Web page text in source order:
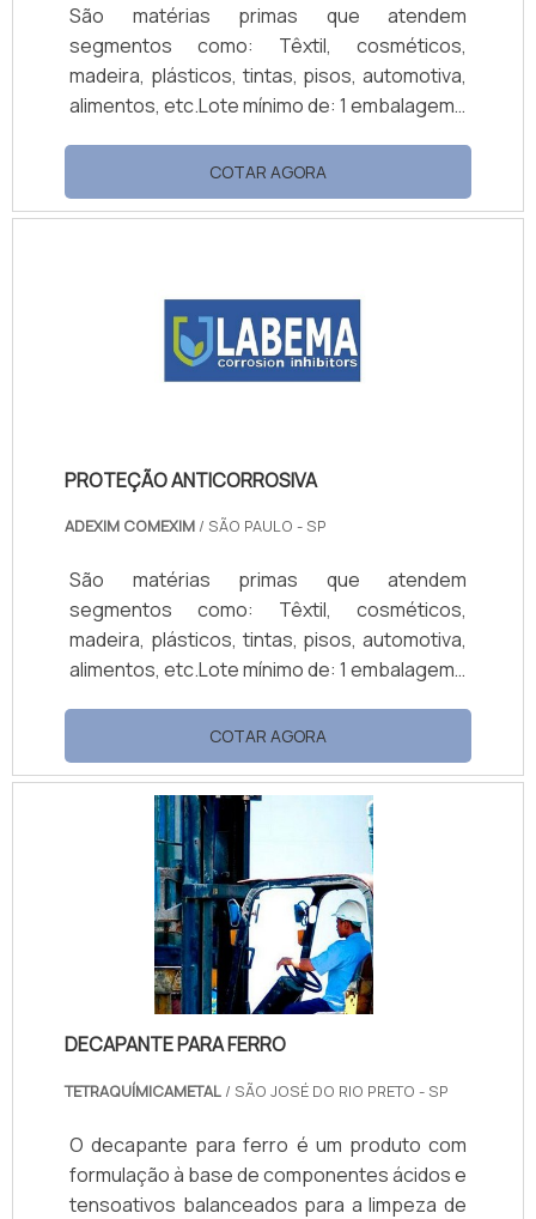
São matérias primas que atendem
segmentos como: Têxtil, cosméticos,
madeira, plásticos, tintas, pisos, automotiva,
alimentos, etc.Lote mínimo de: 1 embalagem -
seu significado representa o grupo dos
minerais constituído por silicatos hidratados
de alumínio, potássio, sódio, ferro, magnésio
químicas e propriedades físicas.A mica
flogopita é, basicamente, um dos tipos d.
COTAR AGORA
PROTEÇÃO ANTICORROSIVA
ADEXIM COMEXIM / SÃO PAULO - SP
São matérias primas que atendem
segmentos como: Têxtil, cosméticos,
madeira, plásticos, tintas, pisos, automotiva,
alimentos, etc.Lote mínimo de: 1 embalagem -
anticorrosivoMundialmente a preocupação
com os aspectos da corrosão tem obrigado
às empresas de todas as áreas se
precaverem quanto a essa questão. Além da
corrosão que acontece à longo prazo, com o
passar dos anos, aquela ferrugem que
costuma aparecer ainda na fase inicial de
aplicação e cura, passou a ser també.
COTAR AGORA
DECAPANTE PARA FERRO
TETRAQUÍMICAMETAL / SÃO JOSÉ DO RIO PRETO - SP
O decapante para ferro é um produto com
formulação à base de componentes ácidos e
tensoativos balanceados para a limpeza de